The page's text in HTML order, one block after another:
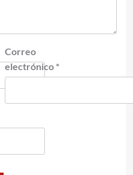
Correo
electrónico *